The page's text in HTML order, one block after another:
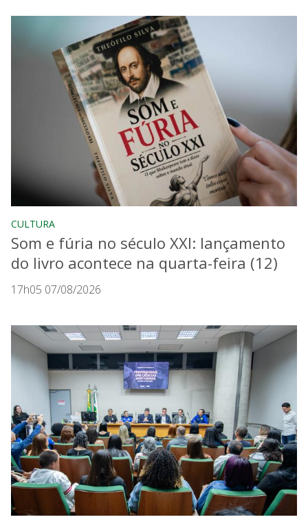
CULTURA
Som e fúria no século XXI: lançamento
do livro acontece na quarta-feira (12)
17h05 07/08/2026